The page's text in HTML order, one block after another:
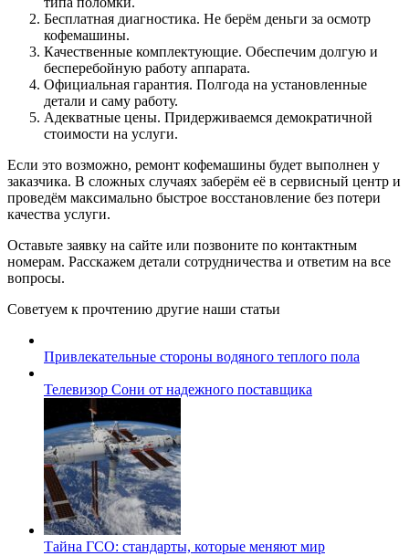
Бесплатная диагностика. Не берём деньги за осмотр
кофемашины.
Качественные комплектующие. Обеспечим долгую и
бесперебойную работу аппарата.
Официальная гарантия. Полгода на установленные
детали и саму работу.
Адекватные цены. Придерживаемся демократичной
стоимости на услуги.
Если это возможно, ремонт кофемашины будет выполнен у
заказчика. В сложных случаях заберём её в сервисный центр и
проведём максимально быстрое восстановление без потери
качества услуги.
Оставьте заявку на сайте или позвоните по контактным
номерам. Расскажем детали сотрудничества и ответим на все
вопросы.
Советуем к прочтению другие наши статьи
Привлекательные стороны водяного теплого пола
Телевизор Сони от надежного поставщика
Тайна ГСО: стандарты, которые меняют мир